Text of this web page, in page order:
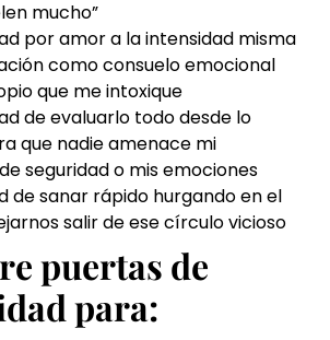
mucho”
por amor a la intensidad misma
como consuelo emocional
que me intoxique
de evaluarlo todo desde lo
que nadie amenace mi
seguridad o mis emociones
de sanar rápido hurgando en el
salir de ese círculo vicioso
puertas de
para: